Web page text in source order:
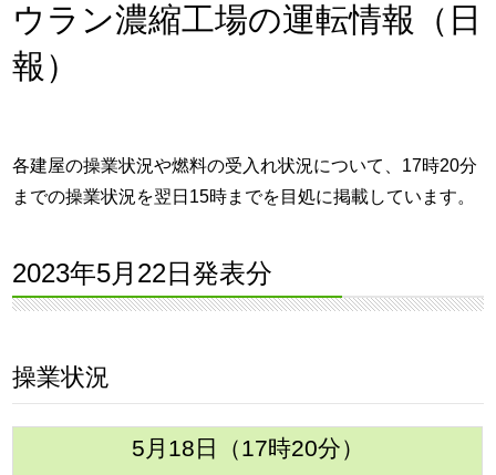
ウラン濃縮工場の運転情報（日
報）
各建屋の操業状況や燃料の受入れ状況について、17時20分
までの操業状況を翌日15時までを目処に掲載しています。
2023年5月22日発表分
操業状況
5月18日（17時20分）